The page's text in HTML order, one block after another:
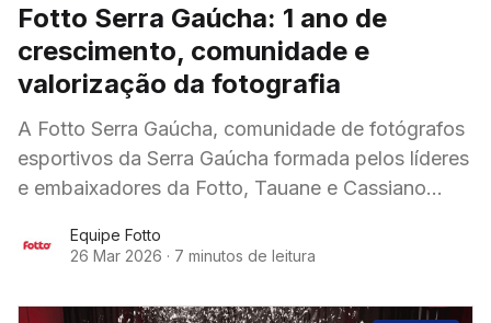
Fotto Serra Gaúcha: 1 ano de
crescimento, comunidade e
valorização da fotografia
A Fotto Serra Gaúcha, comunidade de fotógrafos
esportivos da Serra Gaúcha formada pelos líderes
e embaixadores da Fotto, Tauane e Cassiano
consolidando-se como
Equipe Fotto
26 Mar 2026 · 7 minutos de leitura